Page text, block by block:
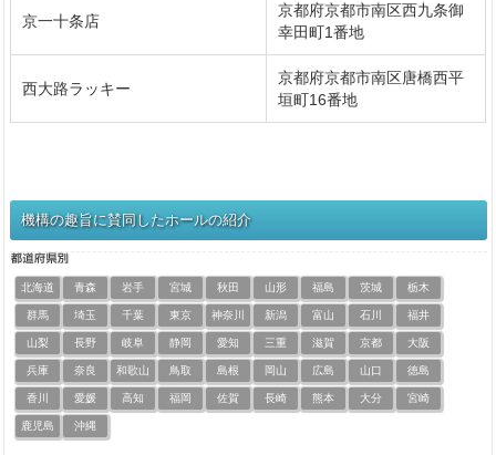
京一十条店
京都府京都市南区西九条御
幸田町1番地
西大路ラッキー
京都府京都市南区唐橋西平
垣町16番地
機構の趣旨に賛同したホールの紹介
北海道 青森 岩手 宮城 秋田 山形 福島 茨城 栃木
群馬 埼玉 千葉 東京 神奈川 新潟 富山 石川 福井
山梨 長野 岐阜 静岡 愛知 三重 滋賀 京都 大阪
兵庫 奈良 和歌山 鳥取 島根 岡山 広島 山口 徳島
香川 愛媛 高知 福岡 佐賀 長崎 熊本 大分 宮崎
鹿児島 沖縄